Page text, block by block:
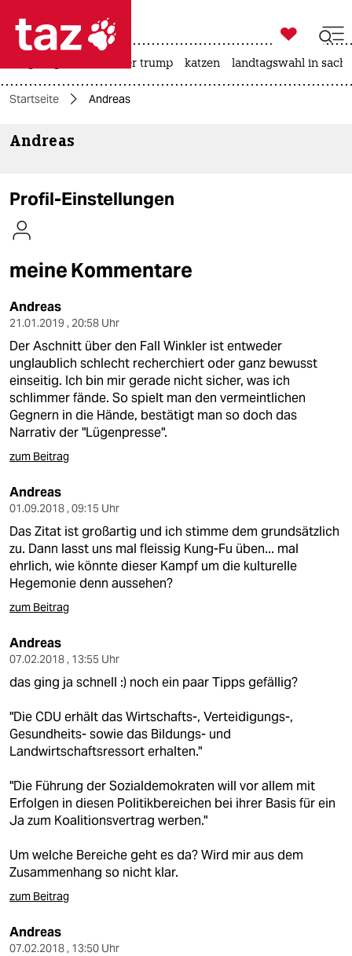
 taz zahl ich
themen
kultur
sport
berlin
nord
wahrheit
verlag
verlag
shop
fragen & hilfe
unterstützen
abo
genossenschaft
epaper login

taz zahl ich
usa unter trump katzen landtagswahl in
Startseite Andreas
Andreas
Profil-Einstellungen
meine Kommentare
Andreas
21.01.2019 , 20:58 Uhr
Der Aschnitt über den Fall Winkler ist entweder
unglaublich schlecht recherchiert oder ganz bewusst
einseitig. Ich bin mir gerade nicht sicher, was ich
schlimmer fände. So spielt man den vermeintlichen
Gegnern in die Hände, bestätigt man so doch das
Narrativ der "Lügenpresse".
zum Beitrag
Andreas
01.09.2018 , 09:15 Uhr
Das Zitat ist großartig und ich stimme dem grundsätzlich
zu. Dann lasst uns mal fleissig Kung-Fu üben... mal
ehrlich, wie könnte dieser Kampf um die kulturelle
Hegemonie denn aussehen?
zum Beitrag
Andreas
07.02.2018 , 13:55 Uhr
das ging ja schnell :) noch ein paar Tipps gefällig?
"Die CDU erhält das Wirtschafts-, Verteidigungs-,
Gesundheits- sowie das Bildungs- und
Landwirtschaftsressort erhalten."
"Die Führung der Sozialdemokraten will vor allem mit
Erfolgen in diesen Politikbereichen bei ihrer Basis für ein
Ja zum Koalitionsvertrag werben."
Um welche Bereiche geht es da? Wird mir aus dem
Zusammenhang so nicht klar.
zum Beitrag
Andreas
07.02.2018 , 13:50 Uhr